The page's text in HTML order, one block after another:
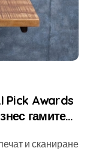
Pick Awards
гамите